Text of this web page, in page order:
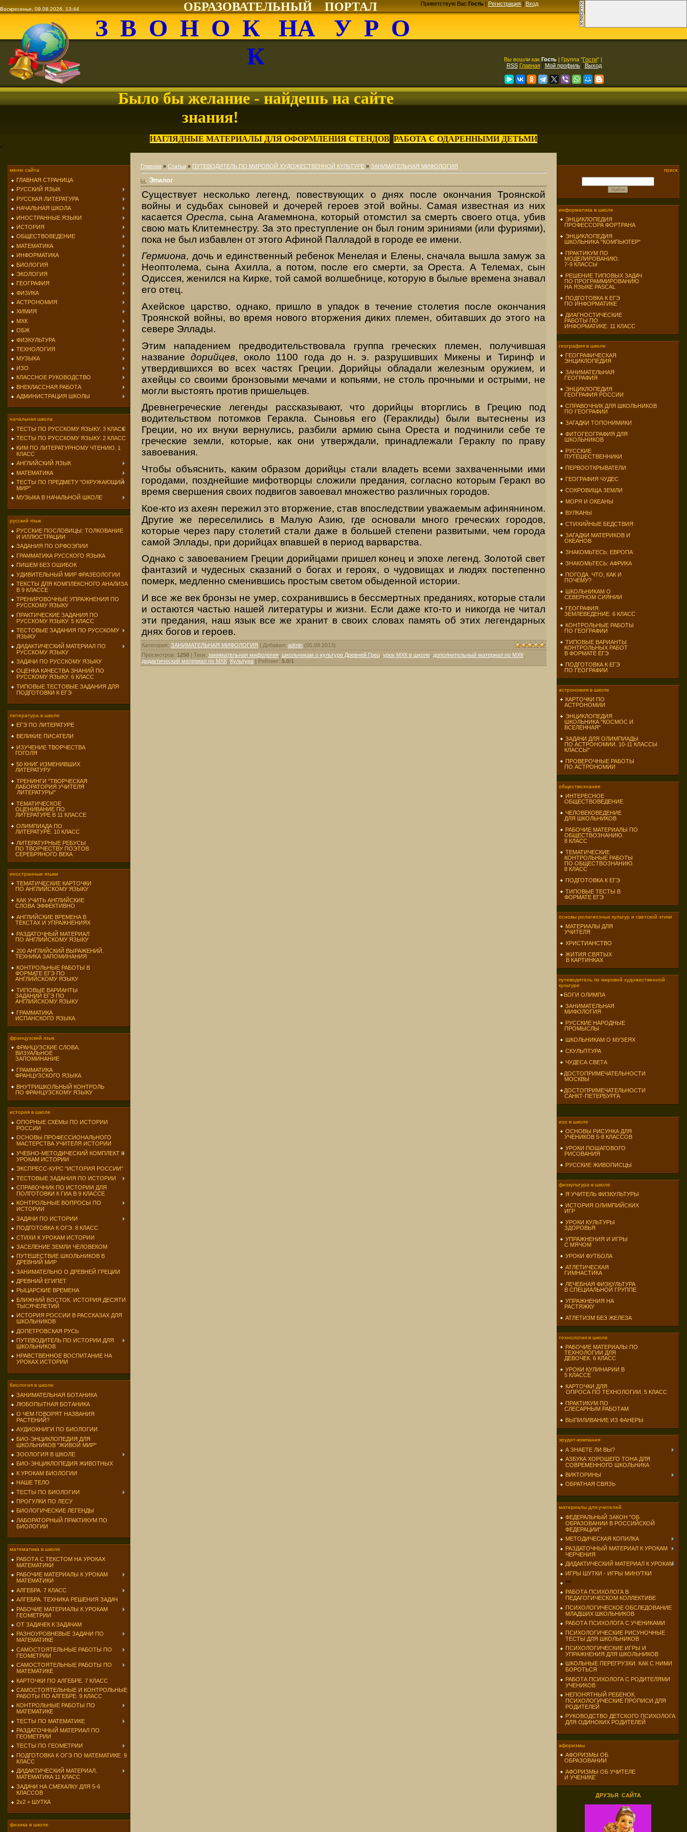
Воскресенье, 09.08.2026, 13:44 ОБРАЗОВАТЕЛЬНЫЙ ПОРТАЛ Приветствую Вас Гость | Регистрация | Вход
З В О Н О К НА У Р О
К
Было бы желание - найдешь на сайте
знания!
Вы вошли как Гость | Группа "Гости" |
RSS Главная| Мой профиль| Выход
НАГЛЯДНЫЕ МАТЕРИАЛЫ ДЛЯ ОФОРМЛЕНИЯ СТЕНДОВ РАБОТА С ОДАРЕННЫМИ ДЕТЬМИ
<
меню сайта
ГЛАВНАЯ СТРАНИЦА
РУССКИЙ ЯЗЫК
РУССКАЯ ЛИТЕРАТУРА
НАЧАЛЬНАЯ ШКОЛА
ИНОСТРАННЫЕ ЯЗЫКИ
ИСТОРИЯ
ОБЩЕСТВОВЕДЕНИЕ
МАТЕМАТИКА
ИНФОРМАТИКА
БИОЛОГИЯ
ЭКОЛОГИЯ
ГЕОГРАФИЯ
ФИЗИКА
АСТРОНОМИЯ
ХИМИЯ
МХК
ОБЖ
ФИЗКУЛЬТУРА
ТЕХНОЛОГИЯ
МУЗЫКА
ИЗО
КЛАССНОЕ РУКОВОДСТВО
ВНЕКЛАССНАЯ РАБОТА
АДМИНИСТРАЦИЯ ШКОЛЫ
начальная школа
ТЕСТЫ ПО РУССКОМУ ЯЗЫКУ. 3 КЛАСС
ТЕСТЫ ПО РУССКОМУ ЯЗЫКУ. 2 КЛАСС
КИМ ПО ЛИТЕРАТУРНОМУ ЧТЕНИЮ. 1
КЛАСС
АНГЛИЙСКИЙ ЯЗЫК
МАТЕМАТИКА
ТЕСТЫ ПО ПРЕДМЕТУ "ОКРУЖАЮЩИЙ
МИР"
МУЗЫКА В НАЧАЛЬНОЙ ШКОЛЕ
русский язык
РУССКИЕ ПОСЛОВИЦЫ: ТОЛКОВАНИЕ
И ИЛЛЮСТРАЦИИ
ЗАДАНИЯ ПО ОРФОЭПИИ
ГРАММАТИКА РУССКОГО ЯЗЫКА
ПИШЕМ БЕЗ ОШИБОК
УДИВИТЕЛЬНЫЙ МИР ФРАЗЕОЛОГИИ
ТЕКСТЫ ДЛЯ КОМПЛЕКСНОГО АНАЛИЗА
В 9 КЛАССЕ
ТРЕНИРОВОЧНЫЕ УПРАЖНЕНИЯ ПО
РУССКОМУ ЯЗЫКУ
ПРАКТИЧЕСКИЕ ЗАДАНИЯ ПО
РУССКОМУ ЯЗЫКУ. 5 КЛАСС
ТЕСТОВЫЕ ЗАДАНИЯ ПО РУССКОМУ
ЯЗЫКУ
ДИДАКТИЧЕСКИЙ МАТЕРИАЛ ПО
РУССКОМУ ЯЗЫКУ
ЗАДАЧИ ПО РУССКОМУ ЯЗЫКУ
ОЦЕНКА КАЧЕСТВА ЗНАНИЙ ПО
РУССКОМУ ЯЗЫКУ. 6 КЛАСС
ТИПОВЫЕ ТЕСТОВЫЕ ЗАДАНИЯ ДЛЯ
ПОДГОТОВКИ К ЕГЭ
литература в школе
ЕГЭ ПО ЛИТЕРАТУРЕ
ВЕЛИКИЕ ПИСАТЕЛИ
ИЗУЧЕНИЕ ТВОРЧЕСТВА
ГОГОЛЯ
50 КНИГ ИЗМЕНИВШИХ
ЛИТЕРАТУРУ
ТРЕНИНГИ "ТВОРЧЕСКАЯ
ЛАБОРАТОРИЯ УЧИТЕЛЯ
ЛИТЕРАТУРЫ"
ТЕМАТИЧЕСКОЕ
ОЦЕНИВАНИЕ ПО
ЛИТЕРАТУРЕ В 11 КЛАССЕ
ОЛИМПИАДА ПО
ЛИТЕРАТУРЕ. 10 КЛАСС
ЛИТЕРАТУРНЫЕ РЕБУСЫ
ПО ТВОРЧЕСТВУ ПОЭТОВ
СЕРЕБРЯНОГО ВЕКА
иностранные языки
ТЕМАТИЧЕСКИЕ КАРТОЧКИ
ПО АНГЛИЙСКОМУ ЯЗЫКУ
КАК УЧИТЬ АНГЛИЙСКИЕ
СЛОВА ЭФФЕКТИВНО
АНГЛИЙСКИЕ ВРЕМЕНА В
ТЕКСТАХ И УПРАЖНЕНИЯХ
РАЗДАТОЧНЫЙ МАТЕРИАЛ
ПО АНГЛИЙСКОМУ ЯЗЫКУ
200 АНГЛИЙСКИЙ ВЫРАЖЕНИЙ.
ТЕХНИКА ЗАПОМИНАНИЯ
КОНТРОЛЬНЫЕ РАБОТЫ В
ФОРМАТЕ ЕГЭ ПО
АНГЛИЙСКОМУ ЯЗЫКУ
ТИПОВЫЕ ВАРИАНТЫ
ЗАДАНИЙ ЕГЭ ПО
АНГЛИЙСКОМУ ЯЗЫКУ
ГРАММАТИКА
ИСПАНСКОГО ЯЗЫКА
французский язык
ФРАНЦУЗСКИЕ СЛОВА.
ВИЗУАЛЬНОЕ
ЗАПОМИНАНИЕ
ГРАММАТИКА
ФРАНЦУЗСКОГО ЯЗЫКА
ВНУТРИШКОЛЬНЫЙ КОНТРОЛЬ
ПО ФРАНЦУЗСКОМУ ЯЗЫКУ
история в школе
ОПОРНЫЕ СХЕМЫ ПО ИСТОРИИ
РОССИИ
ОСНОВЫ ПРОФЕССИОНАЛЬНОГО
МАСТЕРСТВА УЧИТЕЛЯ ИСТОРИИ
УЧЕБНО-МЕТОДИЧЕСКИЙ КОМПЛЕКТ К
УРОКАМ ИСТОРИИ
ЭКСПРЕСС-КУРС "ИСТОРИЯ РОССИИ"
ТЕСТОВЫЕ ЗАДАНИЯ ПО ИСТОРИИ
СПРАВОЧНИК ПО ИСТОРИИ ДЛЯ
ПОЛГОТОВКИ К ГИА В 9 КЛАССЕ
КОНТРОЛЬНЫЕ ВОПРОСЫ ПО
ИСТОРИИ
ЗАДАЧИ ПО ИСТОРИИ
ПОДГОТОВКА К ОГЭ. 8 КЛАСС
СТИХИ К УРОКАМ ИСТОРИИ
ЗАСЕЛЕНИЕ ЗЕМЛИ ЧЕЛОВЕКОМ
ПУТЕШЕСТВИЕ ШКОЛЬНИКОВ В
ДРЕВНИЙ МИР
ЗАНИМАТЕЛЬНО О ДРЕВНЕЙ ГРЕЦИИ
ДРЕВНИЙ ЕГИПЕТ
РЫЦАРСКИЕ ВРЕМЕНА
БЛИЖНИЙ ВОСТОК. ИСТОРИЯ ДЕСЯТИ
ТЫСЯЧЕЛЕТИЙ
ИСТОРИЯ РОССИИ В РАССКАЗАХ ДЛЯ
ШКОЛЬНИКОВ
ДОПЕТРОВСКАЯ РУСЬ
ПУТЕВОДИТЕЛЬ ПО ИСТОРИИ ДЛЯ
ШКОЛЬНИКОВ
НРАВСТВЕННОЕ ВОСПИТАНИЕ НА
УРОКАХ ИСТОРИИ
биология в школе
ЗАНИМАТЕЛЬНАЯ БОТАНИКА
ЛЮБОПЫТНАЯ БОТАНИКА
О ЧЕМ ГОВОРЯТ НАЗВАНИЯ
РАСТЕНИЙ?
АУДИОКНИГИ ПО БИОЛОГИИ
БИО-ЭНЦИКЛОПЕДИЯ ДЛЯ
ШКОЛЬНИКОВ "ЖИВОЙ МИР"
ЗООЛОГИЯ В ШКОЛЕ
БИО-ЭНЦИКЛОПЕДИЯ ЖИВОТНЫХ
К УРОКАМ БИОЛОГИИ
НАШЕ ТЕЛО
ТЕСТЫ ПО БИОЛОГИИ
ПРОГУЛКИ ПО ЛЕСУ
БИОЛОГИЧЕСКИЕ ЛЕГЕНДЫ
ЛАБОРАТОРНЫЙ ПРАКТИКУМ ПО
БИОЛОГИИ
математика в школе
РАБОТА С ТЕКСТОМ НА УРОКАХ
МАТЕМАТИКИ
РАБОЧИЕ МАТЕРИАЛЫ К УРОКАМ
МАТЕМАТИКИ
АЛГЕБРА. 7 КЛАСС
АЛГЕБРА. ТЕХНИКА РЕШЕНИЯ ЗАДАЧ
РАБОЧИЕ МАТЕРИАЛЫ К УРОКАМ
ГЕОМЕТРИИ
ОТ ЗАДАЧЕК К ЗАДАЧАМ
РАЗНОУРОВНЕВЫЕ ЗАДАЧИ ПО
МАТЕМАТИКЕ
САМОСТОЯТЕЛЬНЫЕ РАБОТЫ ПО
ГЕОМЕТРИИ
САМОСТОЯТЕЛЬНЫЕ РАБОТЫ ПО
МАТЕМАТИКЕ
КАРТОЧКИ ПО АЛГЕБРЕ. 7 КЛАСС
САМОСТОЯТЕЛЬНЫЕ И КОНТРОЛЬНЫЕ
РАБОТЫ ПО АЛГЕБРЕ. 9 КЛАСС
КОНТРОЛЬНЫЕ РАБОТЫ ПО
МАТЕМАТИКЕ
ТЕСТЫ ПО МАТЕМАТИКЕ
РАЗДАТОЧНЫЙ МАТЕРИАЛ ПО
ГЕОМЕТРИИ
ТЕСТЫ ПО ГЕОМЕТРИИ
ПОДГОТОВКА К ОГЭ ПО МАТЕМАТИКЕ. 9
КЛАСС
ДИДАКТИЧЕСКИЙ МАТЕРИАЛ.
МАТЕМАТИКА 11 КЛАСС
ЗАДАЧИ НА СМЕКАЛКУ ДЛЯ 5-6
КЛАССОВ
2х2 + ШУТКА
физика в школе
Главная » Статьи » ПУТЕВОДИТЕЛЬ ПО МИРОВОЙ ХУДОЖЕСТВЕННОЙ КУЛЬТУРЕ » ЗАНИМАТЕЛЬНАЯ МИФОЛОГИЯ
Эпилог
Существует несколько легенд, повествующих о днях после окончания Троянской
войны и судьбах сыновей и дочерей героев этой войны. Самая известная из них
касается Ореста, сына Агамемнона, который отомстил за смерть своего отца, убив
свою мать Клитемнестру. За это преступление он был гоним эриниями (или фуриями),
пока не был избавлен от этого Афиной Палладой в городе ее имени.
Гермиона, дочь и единственный ребенок Менелая и Елены, сначала вышла замуж за
Неоптолема, сына Ахилла, а потом, после его смерти, за Ореста. А Телемах, сын
Одиссея, женился на Кирке, той самой волшебнице, которую в былые времена знавал
его отец.
Ахейское царство, однако, пришло в упадок в течение столетия после окончания
Троянской войны, во время нового вторжения диких племен, обитавших до этого на
севере Эллады.
Этим нападением предводительствовала группа греческих племен, получившая
названиедорийцев, около 1100 года до н. э. разрушивших Микены и Тиринф и
утвердившихся во всех частях Греции. Дорийцы обладали железным оружием, и
ахейцы со своими бронзовыми мечами и копьями, не столь прочными и острыми, не
могли выстоять против пришельцев.
Древнегреческие легенды рассказывают, что дорийцы вторглись в Грецию под
водительством потомков Геракла. Сыновья его (Гераклиды) были вытеснены из
Греции, но их внуки вернулись, разбили армию сына Ореста и подчинили себе те
греческие земли, которые, как они утверждали, принадлежали Гераклу по праву
завоевания.
Чтобы объяснить, каким образом дорийцы стали владеть всеми захваченными ими
городами, позднейшие мифотворцы сложили предания, согласно которым Геракл во
время свершения своих подвигов завоевал множество различных городов.
Кое-кто из ахеян пережил это вторжение, став впоследствии уважаемым афинянином.
Другие же переселились в Малую Азию, где основали много греческих городов,
которые через пару столетий стали даже в большей степени развитыми, чем города
самой Эллады, при дорийцах впавшей в период варварства.
Однако с завоеванием Греции дорийцами пришел конец и эпохе легенд. Золотой свет
фантазий и чудесных сказаний о богах и героях, о чудовищах и людях постепенно
померк, медленно сменившись простым светом обыденной истории.
И все же век бронзы не умер, сохранившись в бессмертных преданиях, которые стали
и остаются частью нашей литературы и жизни. Если даже кто-то и никогда не читал
эти предания, наш язык все же хранит в своих словах память об этих легендарных
днях богов и героев.
Категория: ЗАНИМАТЕЛЬНАЯ МИФОЛОГИЯ | Добавил: admin (05.09.2013)
Просмотров: 1258 | Теги: занимательная мифология школьникам о культуре Древней Грец урок МХК в школе дополнительный материал по МХК
дидактический материал по МХК Культура | Рейтинг: 5.0/1
поиск
информатика в школе
ЭНЦИКЛОПЕДИЯ
ПРОФЕССОРА ФОРТРАНА
ЭНЦИКЛОПЕДИЯ
ШКОЛЬНИКА "КОМПЬЮТЕР"
ПРАКТИКУМ ПО
МОДЕЛИРОВАНИЮ.
7-9 КЛАССЫ
РЕШЕНИЕ ТИПОВЫХ ЗАДАЧ
ПО ПРОГРАММИРОВАНИЮ
НА ЯЗЫКЕ PASCAL
ПОДГОТОВКА К ЕГЭ
ПО ИНФОРМАТИКЕ
ДИАГНОСТИЧЕСКИЕ
РАБОТЫ ПО
ИНФОРМАТИКЕ. 11 КЛАСС
география в школе
ГЕОГРАФИЧЕСКАЯ
ЭНЦИКЛОПЕДИЯ
ЗАНИМАТЕЛЬНАЯ
ГЕОГРАФИЯ
ЭНЦИКЛОПЕДИЯ
ГЕОГРАФИЯ РОССИИ
СПРАВОЧНИК ДЛЯ ШКОЛЬНИКОВ
ПО ГЕОГРАФИИ
ЗАГАДКИ ТОПОНИМИКИ
ФИТОГЕОГРАФИЯ ДЛЯ
ШКОЛЬНИКОВ
РУССКИЕ
ПУТЕШЕСТВЕННИКИ
ПЕРВООТКРЫВАТЕЛИ
ГЕОГРАФИЯ ЧУДЕС
СОКРОВИЩА ЗЕМЛИ
МОРЯ И ОКЕАНЫ
ВУЛКАНЫ
СТИХИЙНЫЕ БЕДСТВИЯ
ЗАГАДКИ МАТЕРИКОВ И
ОКЕАНОВ
ЗНАКОМЬТЕСЬ: ЕВРОПА
ЗНАКОМЬТЕСЬ: АФРИКА
ПОГОДА. ЧТО, КАК И
ПОЧЕМУ?
ШКОЛЬНИКАМ О
СЕВЕРНОМ СИЯНИИ
ГЕОГРАФИЯ.
ЗЕМЛЕВЕДЕНИЕ. 6 КЛАСС
КОНТРОЛЬНЫЕ РАБОТЫ
ПО ГЕОГРАФИИ
ТИПОВЫЕ ВАРИАНТЫ
КОНТРОЛЬНЫХ РАБОТ
В ФОРМАТЕ ЕГЭ
ПОДГОТОВКА К ЕГЭ
ПО ГЕОГРАФИИ
астрономия в школе
КАРТОЧКИ ПО
АСТРОНОМИИ
ЭНЦИКЛОПЕДИЯ
ШКОЛЬНИКА "КОСМОС И
ВСЕЛЕННАЯ"
ЗАДАЧИ ДЛЯ ОЛИМПИАДЫ
ПО АСТРОНОМИИ. 10-11 КЛАССЫ
КЛАССЫ"
ПРОВЕРОЧНЫЕ РАБОТЫ
ПО АСТРОНОМИИ
обществознание
ИНТЕРЕСНОЕ
ОБЩЕСТВОВЕДЕНИЕ
ЧЕЛОВЕКОВЕДЕНИЕ
ДЛЯ ШКОЛЬНИКОВ
РАБОЧИЕ МАТЕРИАЛЫ ПО
ОБЩЕСТВОЗНАНИЮ.
8 КЛАСС
ТЕМАТИЧЕСКИЕ
КОНТРОЛЬНЫЕ РАБОТЫ
ПО ОБЩЕСТВОЗНАНИЮ.
8 КЛАСС
ПОДГОТОВКА К ЕГЭ
ТИПОВЫЕ ТЕСТЫ В
ФОРМАТЕ ЕГЭ
основы религиозных культур и светской этики
МАТЕРИАЛЫ ДЛЯ
УЧИТЕЛЯ
ХРИСТИАНСТВО
ЖИТИЯ СВЯТЫХ
В КАРТИНКАХ
путеводитель по мировой художественной
культуре
БОГИ ОЛИМПА
ЗАНИМАТЕЛЬНАЯ
МИФОЛОГИЯ
РУССКИЕ НАРОДНЫЕ
ПРОМЫСЛЫ
ШКОЛЬНИКАМ О МУЗЕЯХ
СКУЛЬПТУРА
ЧУДЕСА СВЕТА
ДОСТОПРИМЕЧАТЕЛЬНОСТИ
МОСКВЫ
ДОСТОПРИМЕЧАТЕЛЬНОСТИ
САНКТ-ПЕТЕРБУРГА
изо в школе
ОСНОВЫ РИСУНКА ДЛЯ
УЧЕНИКОВ 5-8 КЛАССОВ
УРОКИ ПОШАГОВОГО
РИСОВАНИЯ
РУССКИЕ ЖИВОПИСЦЫ
физкультура в школе
Я УЧИТЕЛЬ ФИЗКУЛЬТУРЫ
ИСТОРИЯ ОЛИМПИЙСКИХ
ИГР
УРОКИ КУЛЬТУРЫ
ЗДОРОВЬЯ
УПРАЖНЕНИЯ И ИГРЫ
С МЯЧОМ
УРОКИ ФУТБОЛА
АТЛЕТИЧЕСКАЯ
ГИМНАСТИКА
ЛЕЧЕБНАЯ ФИЗКУЛЬТУРА
В СПЕЦИАЛЬНОЙ ГРУППЕ
УПРАЖНЕНИЯ НА
РАСТЯЖКУ
АТЛЕТИЗМ БЕЗ ЖЕЛЕЗА
технология в школе
РАБОЧИЕ МАТЕРИАЛЫ ПО
ТЕХНОЛОГИИ ДЛЯ
ДЕВОЧЕК. 6 КЛАСС
УРОКИ КУЛИНАРИИ В
5 КЛАССЕ
КАРТОЧКИ ДЛЯ
ОПРОСА ПО ТЕХНОЛОГИИ. 5 КЛАСС
ПРАКТИКУМ ПО
СЛЕСАРНЫМ РАБОТАМ
ВЫПИЛИВАНИЕ ИЗ ФАНЕРЫ
эрудит-компания
А ЗНАЕТЕ ЛИ ВЫ?
АЗБУКА ХОРОШЕГО ТОНА ДЛЯ
СОВРЕМЕННОГО ШКОЛЬНИКА
ВИКТОРИНЫ
ОБРАТНАЯ СВЯЗЬ
материалы для учителей
ФЕДЕРАЛЬНЫЙ ЗАКОН "ОБ
ОБРАЗОВАНИИ В РОССИЙСКОЙ
ФЕДЕРАЦИИ"
МЕТОДИЧЕСКАЯ КОПИЛКА
РАЗДАТОЧНЫЙ МАТЕРИАЛ К УРОКАМ
ЧЕРЧЕНИЯ
ДИДАКТИЧЕСКИЙ МАТЕРИАЛ К УРОКАМ
ИГРЫ ШУТКИ - ИГРЫ МИНУТКИ
***
РАБОТА ПСИХОЛОГА В
ПЕДАГОГИЧЕСКОМ КОЛЛЕКТИВЕ
ПСИХОЛОГИЧЕСКОЕ ОБСЛЕДОВАНИЕ
МЛАДШИХ ШКОЛЬНИКОВ
РАБОТА ПСИХОЛОГА С УЧЕНИКАМИ
ПСИХОЛОГИЧЕСКИЕ РИСУНОЧНЫЕ
ТЕСТЫ ДЛЯ ШКОЛЬНИКОВ
ПСИХОЛОГИЧЕСКИЕ ИГРЫ И
УПРАЖНЕНИЯ ДЛЯ ШКОЛЬНИКОВ
ШКОЛЬНЫЕ ПЕРЕГРУЗКИ. КАК С НИМИ
БОРОТЬСЯ
РАБОТА ПСИХОЛОГА С РОДИТЕЛЯМИ
УЧЕНИКОВ
НЕПОНЯТНЫЙ РЕБЕНОК.
ПСИХОЛОГИЧЕСКИЕ ПРОПИСИ ДЛЯ
РОДИТЕЛЕЙ
РУКОВОДСТВО ДЕТСКОГО ПСИХОЛОГА
ДЛЯ ОДИНОКИХ РОДИТЕЛЕЙ
афоризмы
АФОРИЗМЫ ОБ
ОБРАЗОВАНИИ
АФОРИЗМЫ ОБ УЧИТЕЛЕ
И УЧЕНИКЕ
ДРУЗЬЯ САЙТА